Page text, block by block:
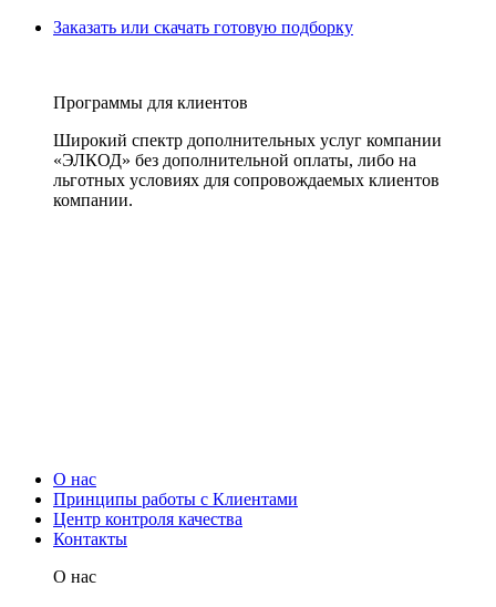
Заказать или скачать готовую подборку
Программы для клиентов
Широкий спектр дополнительных услуг компании
«ЭЛКОД» без дополнительной оплаты, либо на
льготных условиях для сопровождаемых клиентов
компании.
О нас
Принципы работы с Клиентами
Центр контроля качества
Контакты
О нас